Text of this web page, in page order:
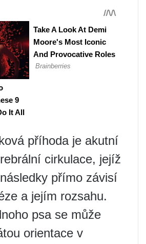
příhoda je akutní
cirkulace, jejíž
přímo závisí
a jejím rozsahu.
psa se může
orientace v